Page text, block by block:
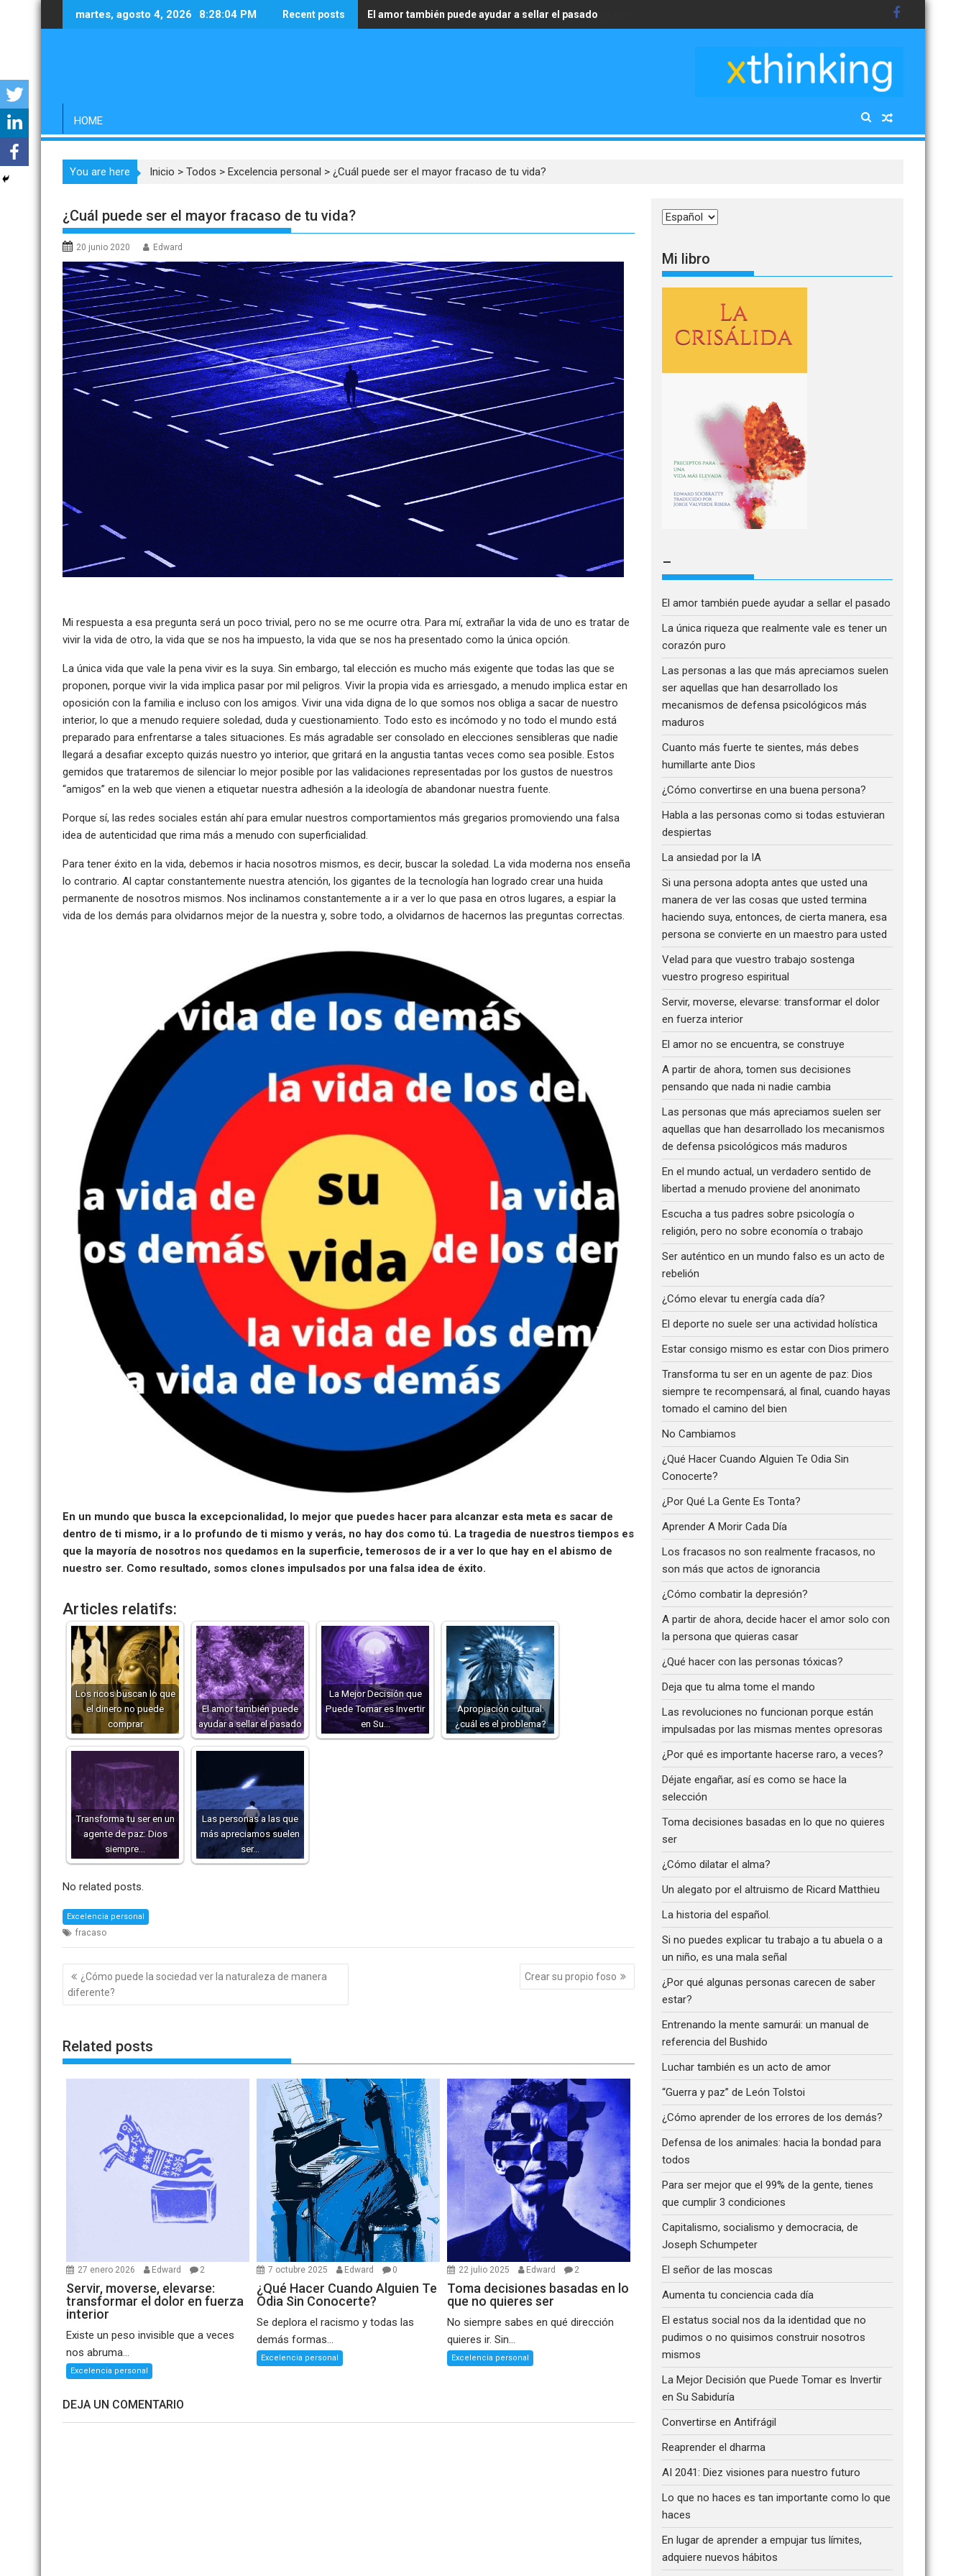
martes, agosto 4, 2026 8:28:05 PM Recent posts El amor también puede ayudar a sellar el pasado
La única riqueza que realmente vale es tener un corazón puro
HOME
You are here Inicio > Todos > Excelencia personal > ¿Cuál puede ser el mayor fracaso de tu vida?
¿Cuál puede ser el mayor fracaso de tu vida?
20 junio 2020 Edward
Mi respuesta a esa pregunta será un poco trivial, pero no se me ocurre otra. Para mí, extrañar la vida de uno es tratar de
vivir la vida de otro, la vida que se nos ha impuesto, la vida que se nos ha presentado como la única opción.
La única vida que vale la pena vivir es la suya. Sin embargo, tal elección es mucho más exigente que todas las que se
proponen, porque vivir la vida implica pasar por mil peligros. Vivir la propia vida es arriesgado, a menudo implica estar en
oposición con la familia e incluso con los amigos. Vivir una vida digna de lo que somos nos obliga a sacar de nuestro
interior, lo que a menudo requiere soledad, duda y cuestionamiento. Todo esto es incómodo y no todo el mundo está
preparado para enfrentarse a tales situaciones. Es más agradable ser consolado en elecciones sensibleras que nadie
llegará a desafiar excepto quizás nuestro yo interior, que gritará en la angustia tantas veces como sea posible. Estos
gemidos que trataremos de silenciar lo mejor posible por las validaciones representadas por los gustos de nuestros
“amigos” en la web que vienen a etiquetar nuestra adhesión a la ideología de abandonar nuestra fuente.
Porque sí, las redes sociales están ahí para emular nuestros comportamientos más gregarios promoviendo una falsa
idea de autenticidad que rima más a menudo con superficialidad.
Para tener éxito en la vida, debemos ir hacia nosotros mismos, es decir, buscar la soledad. La vida moderna nos enseña
lo contrario. Al captar constantemente nuestra atención, los gigantes de la tecnología han logrado crear una huida
permanente de nosotros mismos. Nos inclinamos constantemente a ir a ver lo que pasa en otros lugares, a espiar la
vida de los demás para olvidarnos mejor de la nuestra y, sobre todo, a olvidarnos de hacernos las preguntas correctas.
En un mundo que busca la excepcionalidad, lo mejor que puedes hacer para alcanzar esta meta es sacar de
dentro de ti mismo, ir a lo profundo de ti mismo y verás, no hay dos como tú. La tragedia de nuestros tiempos es
que la mayoría de nosotros nos quedamos en la superficie, temerosos de ir a ver lo que hay en el abismo de
nuestro ser. Como resultado, somos clones impulsados por una falsa idea de éxito.
Articles relatifs:
Los ricos buscan lo que
el dinero no puede
comprar
El amor también puede
ayudar a sellar el pasado
La Mejor Decisión que
Puede Tomar es Invertir
en Su…
Apropiación cultural:
¿cuál es el problema?
Transforma tu ser en un
agente de paz: Dios
siempre…
Las personas a las que
más apreciamos suelen
ser…
No related posts.
Excelencia personal
fracaso
Navegación
de
entradas
¿Cómo puede la sociedad ver la naturaleza de manera
diferente?
Crear su propio foso
Related posts
27 enero 2026 Edward 2
Servir, moverse, elevarse:
transformar el dolor en fuerza
interior
Existe un peso invisible que a veces
nos abruma...
Excelencia personal
7 octubre 2025 Edward 0
¿Qué Hacer Cuando Alguien Te
Odia Sin Conocerte?
Se deplora el racismo y todas las
demás formas...
Excelencia personal
22 julio 2025 Edward 2
Toma decisiones basadas en lo
que no quieres ser
No siempre sabes en qué dirección
quieres ir. Sin...
Excelencia personal
DEJA UN COMENTARIO
Elegir
idioma
Mi libro
–
El amor también puede ayudar a sellar el pasado
La única riqueza que realmente vale es tener un
corazón puro
Las personas a las que más apreciamos suelen
ser aquellas que han desarrollado los
mecanismos de defensa psicológicos más
maduros
Cuanto más fuerte te sientes, más debes
humillarte ante Dios
¿Cómo convertirse en una buena persona?
Habla a las personas como si todas estuvieran
despiertas
La ansiedad por la IA
Si una persona adopta antes que usted una
manera de ver las cosas que usted termina
haciendo suya, entonces, de cierta manera, esa
persona se convierte en un maestro para usted
Velad para que vuestro trabajo sostenga
vuestro progreso espiritual
Servir, moverse, elevarse: transformar el dolor
en fuerza interior
El amor no se encuentra, se construye
A partir de ahora, tomen sus decisiones
pensando que nada ni nadie cambia
Las personas que más apreciamos suelen ser
aquellas que han desarrollado los mecanismos
de defensa psicológicos más maduros
En el mundo actual, un verdadero sentido de
libertad a menudo proviene del anonimato
Escucha a tus padres sobre psicología o
religión, pero no sobre economía o trabajo
Ser auténtico en un mundo falso es un acto de
rebelión
¿Cómo elevar tu energía cada día?
El deporte no suele ser una actividad holística
Estar consigo mismo es estar con Dios primero
Transforma tu ser en un agente de paz: Dios
siempre te recompensará, al final, cuando hayas
tomado el camino del bien
No Cambiamos
¿Qué Hacer Cuando Alguien Te Odia Sin
Conocerte?
¿Por Qué La Gente Es Tonta?
Aprender A Morir Cada Día
Los fracasos no son realmente fracasos, no
son más que actos de ignorancia
¿Cómo combatir la depresión?
A partir de ahora, decide hacer el amor solo con
la persona que quieras casar
¿Qué hacer con las personas tóxicas?
Deja que tu alma tome el mando
Las revoluciones no funcionan porque están
impulsadas por las mismas mentes opresoras
¿Por qué es importante hacerse raro, a veces?
Déjate engañar, así es como se hace la
selección
Toma decisiones basadas en lo que no quieres
ser
¿Cómo dilatar el alma?
Un alegato por el altruismo de Ricard Matthieu
La historia del español.
Si no puedes explicar tu trabajo a tu abuela o a
un niño, es una mala señal
¿Por qué algunas personas carecen de saber
estar?
Entrenando la mente samurái: un manual de
referencia del Bushido
Luchar también es un acto de amor
“Guerra y paz” de León Tolstoi
¿Cómo aprender de los errores de los demás?
Defensa de los animales: hacia la bondad para
todos
Para ser mejor que el 99% de la gente, tienes
que cumplir 3 condiciones
Capitalismo, socialismo y democracia, de
Joseph Schumpeter
El señor de las moscas
Aumenta tu conciencia cada día
El estatus social nos da la identidad que no
pudimos o no quisimos construir nosotros
mismos
La Mejor Decisión que Puede Tomar es Invertir
en Su Sabiduría
Convertirse en Antifrágil
Reaprender el dharma
AI 2041: Diez visiones para nuestro futuro
Lo que no haces es tan importante como lo que
haces
En lugar de aprender a empujar tus límites,
adquiere nuevos hábitos